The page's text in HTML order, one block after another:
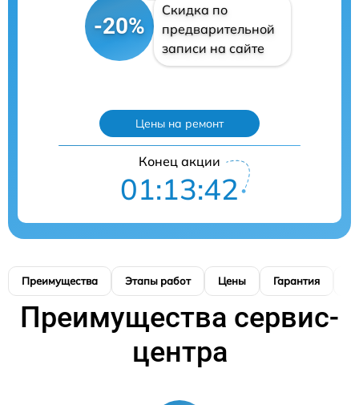
-20%
Скидка по
предварительной
записи на сайте
Цены на ремонт
Конец акции
01:13:41
Преимущества Этапы работ Цены Гарантия
Преимущества сервис-
центра